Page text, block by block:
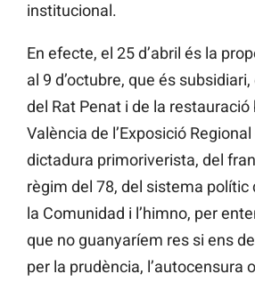
institucional.
En efecte, el 25 d’abril és la
al 9 d’octubre, que és subsidiari,
del Rat Penat i de la restauració
València de l’Exposició
dictadura primoriverista, del
règim del 78, del sistema polític
la Comunidad i l’himno, per
que no guanyaríem res si ens
per la prudència, l’autocensura